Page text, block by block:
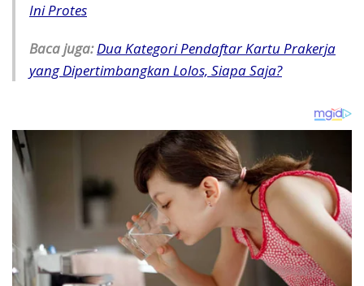
Ini Protes
Baca juga:Dua Kategori Pendaftar Kartu Prakerja
yang Dipertimbangkan Lolos, Siapa Saja?